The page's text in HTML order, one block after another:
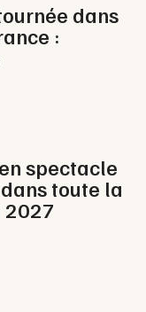
dans
:
spectacle
toute la
2027